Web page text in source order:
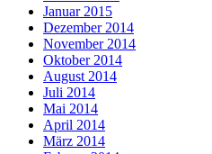
Januar 2015
Dezember 2014
November 2014
Oktober 2014
August 2014
Juli 2014
Mai 2014
April 2014
März 2014